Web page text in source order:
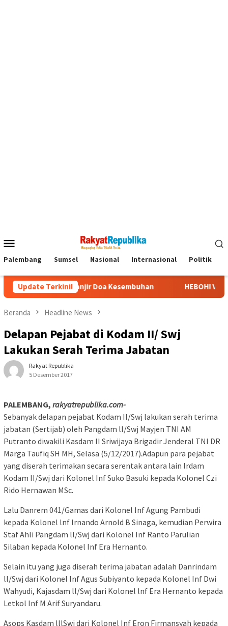
Mobile
Palembang Sumsel Nasional Internasional Politik
Update Terkini!
Banjir Doa Kesembuhan HEBOH! Video Viral
Beranda Headline News
Delapan Pejabat di Kodam II/ Swj
Lakukan Serah Terima Jabatan
Rakyat Republika
5 Desember 2017
PALEMBANG, rakyatrepublika.com-
Sebanyak delapan pejabat Kodam II/Swj lakukan serah terima
jabatan (Sertijab) oleh Pangdam lI/Swj Mayjen TNI AM
Putranto diwakili Kasdam II Sriwijaya Brigadir Jenderal TNI DR
Marga Taufiq SH MH, Selasa (5/12/2017).Adapun para pejabat
yang diserah terimakan secara serentak antara lain lrdam
Kodam II/Swj dari Kolonel Inf Suko Basuki kepada Kolonel Czi
Rido Hernawan MSc.
Lalu Danrem 041/Gamas dari Kolonel Inf Agung Pambudi
kepada Kolonel lnf lrnando Arnold B Sinaga, kemudian Perwira
Staf Ahli Pangdam ll/Swj dari Kolonel Inf Ranto Parulian
Silaban kepada Kolonel Inf Era Hernanto.
Selain itu yang juga diserah terima jabatan adalah Danrindam
ll/Swj dari Kolonel Inf Agus Subiyanto kepada Kolonel Inf Dwi
Wahyudi, Kajasdam ll/Swj dari Kolonel lnf Era Hernanto kepada
Letkol Inf M Arif Suryandaru.
Asops Kasdam lllSwj dari Kolonel Inf Eron Firmansyah kepada